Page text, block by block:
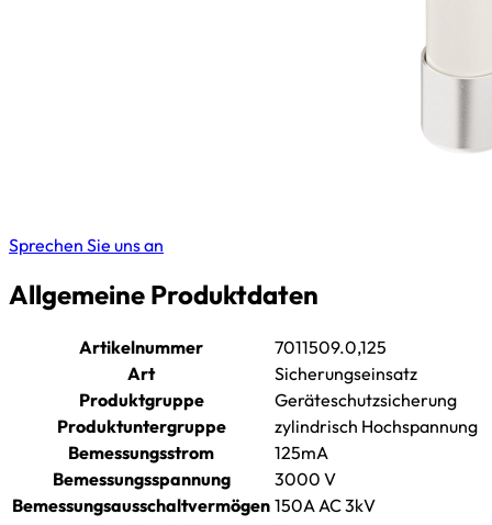
Sprechen Sie uns an
Allgemeine Produktdaten
Artikelnummer
7011509.0,125
Art
Sicherungseinsatz
Produktgruppe
Geräteschutzsicherung
Produktuntergruppe
zylindrisch Hochspannung
Bemessungsstrom
125mA
Bemessungsspannung
3000 V
Bemessungsausschaltvermögen 150A AC 3kV